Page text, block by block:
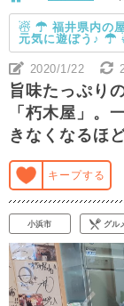
☃ ☂ 福井県内の屋
元気に遊ぼう♪ ☂
2020/1/22
旨味たっぷり
「朽木屋」。
きなくなるほ
キープする
小浜市 グル